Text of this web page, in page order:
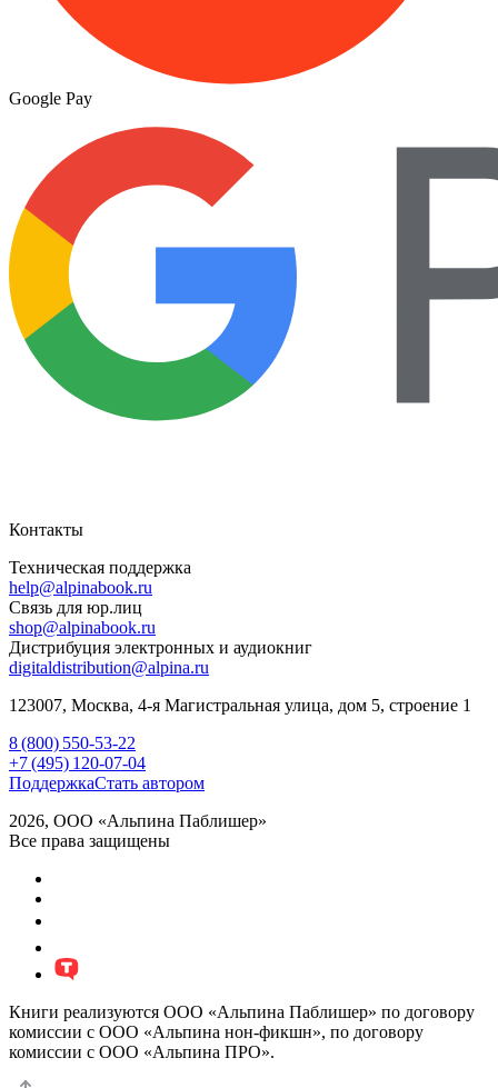
Google Pay
Контакты
Техническая поддержка
help@alpinabook.ru
Связь для юр.лиц
shop@alpinabook.ru
Дистрибуция электронных и аудиокниг
digitaldistribution@alpina.ru
123007, Москва, 4-я Магистральная улица, дом 5, строение 1
8 (800) 550-53-22
+7 (495) 120-07-04
ПоддержкаСтать автором
2026, ООО «Альпина Паблишер»
Все права защищены
Книги реализуются ООО «Альпина Паблишер» по договору
комиссии с ООО «Альпина нон-фикшн», по договору
комиссии с ООО «Альпина ПРО».